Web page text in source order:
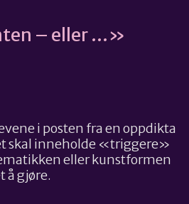
– eller …»
i posten fra en oppdikta
skal inneholde «triggere»
eller kunstformen
å gjøre.